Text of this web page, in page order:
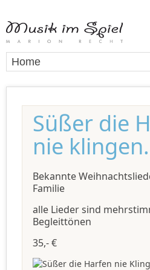
Süßer die
nie
Bekannte
Familie
alle Lieder sind
Begleittönen
35,- €